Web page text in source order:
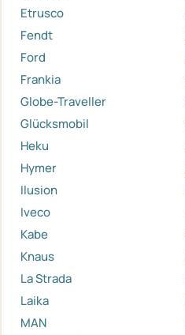
Etrusco
Fendt
Ford
Frankia
Globe-Traveller
Glücksmobil
Heku
Hymer
Ilusion
Iveco
Kabe
Knaus
La Strada
Laika
MAN